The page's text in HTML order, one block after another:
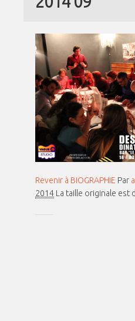
Revenir à BIOGRAPHIE Par
2014 La taille originale est